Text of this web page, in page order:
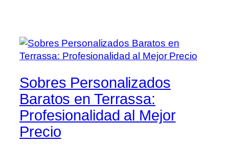
Sobres Personalizados
Baratos en Terrassa:
Profesionalidad al Mejor
Precio